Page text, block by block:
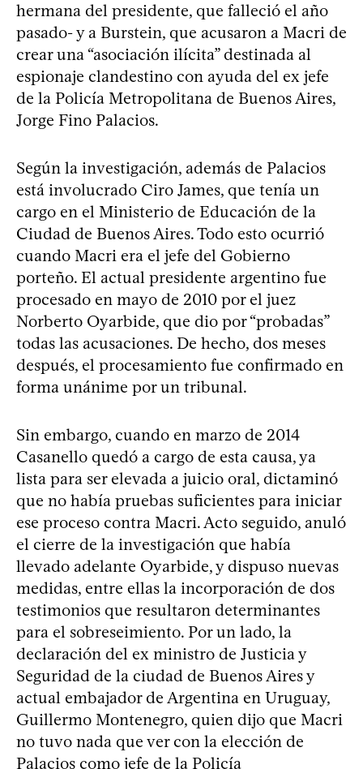
hermana del presidente, que falleció el año
pasado- y a Burstein, que acusaron a Macri de
crear una “asociación ilícita” destinada al
espionaje clandestino con ayuda del ex jefe
de la Policía Metropolitana de Buenos Aires,
Jorge Fino Palacios.
Según la investigación, además de Palacios
está involucrado Ciro James, que tenía un
cargo en el Ministerio de Educación de la
Ciudad de Buenos Aires. Todo esto ocurrió
cuando Macri era el jefe del Gobierno
porteño. El actual presidente argentino fue
procesado en mayo de 2010 por el juez
Norberto Oyarbide, que dio por “probadas”
todas las acusaciones. De hecho, dos meses
después, el procesamiento fue confirmado en
forma unánime por un tribunal.
Sin embargo, cuando en marzo de 2014
Casanello quedó a cargo de esta causa, ya
lista para ser elevada a juicio oral, dictaminó
que no había pruebas suficientes para iniciar
ese proceso contra Macri. Acto seguido, anuló
el cierre de la investigación que había
llevado adelante Oyarbide, y dispuso nuevas
medidas, entre ellas la incorporación de dos
testimonios que resultaron determinantes
para el sobreseimiento. Por un lado, la
declaración del ex ministro de Justicia y
Seguridad de la ciudad de Buenos Aires y
actual embajador de Argentina en Uruguay,
Guillermo Montenegro, quien dijo que Macri
no tuvo nada que ver con la elección de
Palacios como jefe de la Policía